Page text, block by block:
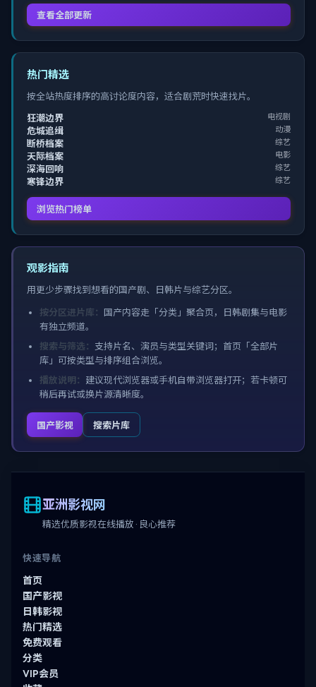
查看全部更新
热门精选
按全站热度排序的高讨论度内容，适合剧荒时快速找片。
狂潮边界
电视剧
危城追缉 动漫
断桥档案 综艺
天际档案 电影
深海回响 综艺
寒锋边界 综艺
浏览热门榜单
观影指南
用更少步骤找到想看的国产剧、日韩片与综艺分区。
按分区进片库： 国产内容走「分类」聚合页，日韩剧集与电影
有独立频道。
搜索与筛选： 支持片名、演员与类型关键词；首页「全部片
库」可按类型与排序组合浏览。
播放说明： 建议现代浏览器或手机自带浏览器打开；若卡顿可
稍后再试或换片源清晰度。
国产影视 搜索片库
亚洲影视网
精选优质影视在线播放 · 良心推荐
快速导航
首页
国产影视
日韩影视
热门精选
免费观看
分类
VIP会员